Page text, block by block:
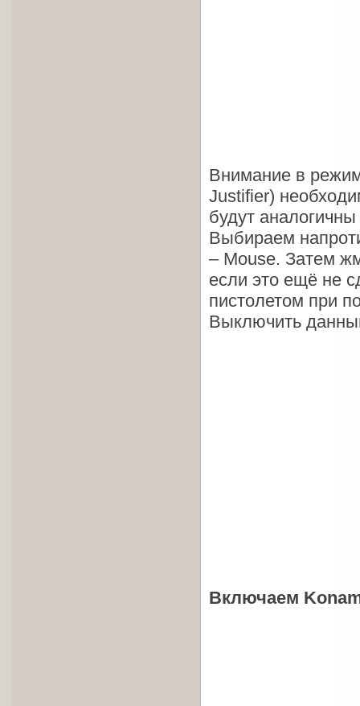
Внимание в
Justifier)
будут
Выбираем
– Mouse. Затем
если это ещё не
пистолетом при
Выключить
Включаем